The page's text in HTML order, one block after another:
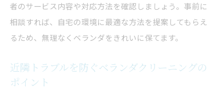
者のサービス内容や対応方法を確認しましょう。事前に
相談すれば、自宅の環境に最適な方法を提案してもらえ
るため、無理なくベランダをきれいに保てます。
近隣トラブルを防ぐベランダクリーニングの
ポイント